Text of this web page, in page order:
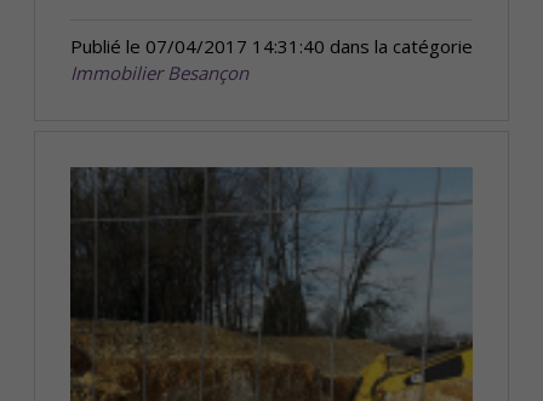
Publié le 07/04/2017 14:31:40 dans la catégorie
Immobilier Besançon